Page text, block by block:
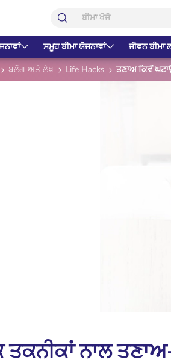
ਸਮੂਹ ਬੀਮਾ ਯੋਜਨਾਵਾਂ ਜੀਵਨ ਬੀਮਾ
ਬਲੌਗ ਅਤੇ ਲੇਖ Life Hacks ਤਣਾਅ ਕਿਵੇਂ
ਨਾਲ